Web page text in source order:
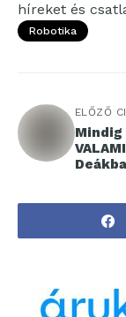
híreket és
Robotika
ELŐZŐ